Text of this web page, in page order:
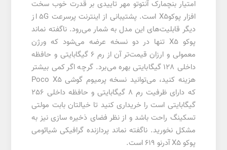
امتیار بنچمارک آنتوتو مهر تاییدی بر قدرت خوب سخت
افزار پوکوX5 است. پشتیبانی از اینترنت پرسرعت 5G از
دیگر قابلیت‌های این مدل به شمار می‌رود. ناگفته نماند
پوکو X5 تنها در دو نسخه عرضه می‌شود که ورژن
معمولی و ارزان قیمت‌تر آن از رم 6 گیگابایتی و حافظه
داخلی 128 گیگابایتی بهره می‌برد. گرچه اگر کمی بیشتر
هزینه کنید، می‌توانید نسخه‌ پرمیوم گوشی Poco X5
که دارای ظرفیت رم 8 گیگابایتی و حافظه داخلی 256
گیگابایتی است را خریداری کنید تا خیالتان بابت مولتی
تسکینگ راحت باشد و از نظر فضای ذخیره سازی نیز به
مشکل نخورید. ناگفته نماند پردازنده گرافیکی شیائومی
پوکو X5 آدرنو 619 است.